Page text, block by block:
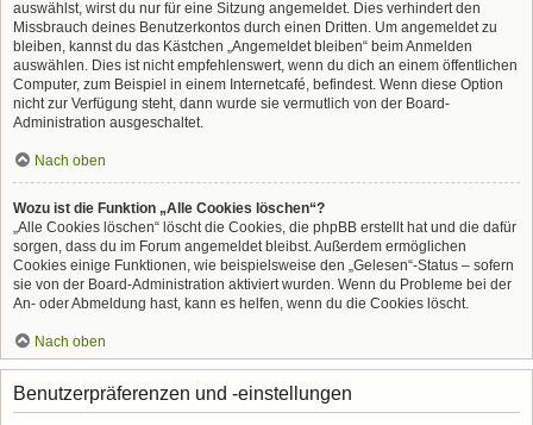
auswählst, wirst du nur für eine Sitzung angemeldet. Dies verhindert den
Missbrauch deines Benutzerkontos durch einen Dritten. Um angemeldet zu
bleiben, kannst du das Kästchen „Angemeldet bleiben“ beim Anmelden
auswählen. Dies ist nicht empfehlenswert, wenn du dich an einem öffentlichen
Computer, zum Beispiel in einem Internetcafé, befindest. Wenn diese Option
nicht zur Verfügung steht, dann wurde sie vermutlich von der Board-
Administration ausgeschaltet.
Nach oben
Wozu ist die Funktion „Alle Cookies löschen“?
„Alle Cookies löschen“ löscht die Cookies, die phpBB erstellt hat und die dafür
sorgen, dass du im Forum angemeldet bleibst. Außerdem ermöglichen
Cookies einige Funktionen, wie beispielsweise den „Gelesen“-Status – sofern
sie von der Board-Administration aktiviert wurden. Wenn du Probleme bei der
An- oder Abmeldung hast, kann es helfen, wenn du die Cookies löscht.
Nach oben
Benutzerpräferenzen und -einstellungen